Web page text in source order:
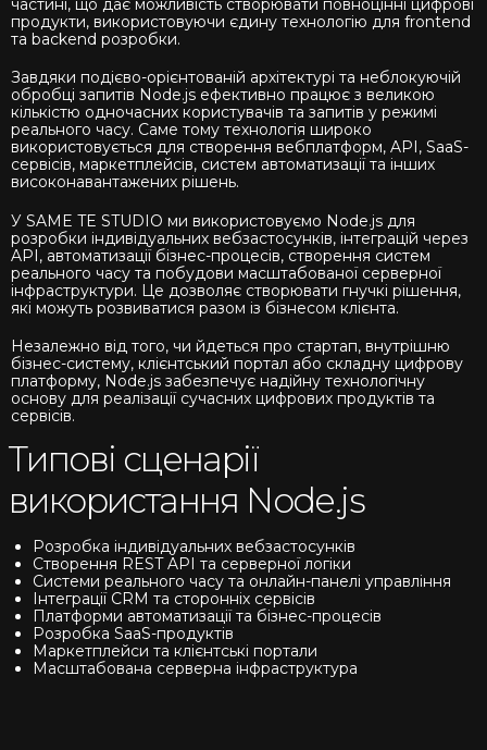
продукти, використовуючи єдину технологію для frontend
та backend розробки.
Завдяки подієво-орієнтованій архітектурі та неблокуючій
обробці запитів Node.js ефективно працює з великою
кількістю одночасних користувачів та запитів у режимі
реального часу. Саме тому технологія широко
використовується для створення вебплатформ, API, SaaS-
сервісів, маркетплейсів, систем автоматизації та інших
високонавантажених рішень.
У SAME TE STUDIO ми використовуємо Node.js для
розробки індивідуальних вебзастосунків, інтеграцій через
API, автоматизації бізнес-процесів, створення систем
реального часу та побудови масштабованої серверної
інфраструктури. Це дозволяє створювати гнучкі рішення,
які можуть розвиватися разом із бізнесом клієнта.
Незалежно від того, чи йдеться про стартап, внутрішню
бізнес-систему, клієнтський портал або складну цифрову
платформу, Node.js забезпечує надійну технологічну
основу для реалізації сучасних цифрових продуктів та
сервісів.
Типові сценарії
використання Node.js
Розробка індивідуальних вебзастосунків
Створення REST API та серверної логіки
Системи реального часу та онлайн-панелі управління
Інтеграції CRM та сторонніх сервісів
Платформи автоматизації та бізнес-процесів
Розробка SaaS-продуктів
Маркетплейси та клієнтські портали
Масштабована серверна інфраструктура